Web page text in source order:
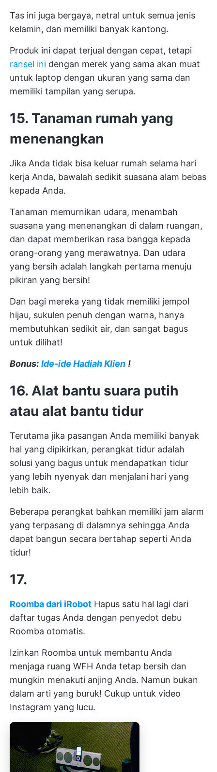
Tas ini juga bergaya, netral untuk semua jenis
kelamin, dan memiliki banyak kantong.
Produk ini dapat terjual dengan cepat, tetapi
ransel ini dengan merek yang sama akan muat
untuk laptop dengan ukuran yang sama dan
memiliki tampilan yang serupa.
15. Tanaman rumah yang
menenangkan
Jika Anda tidak bisa keluar rumah selama hari
kerja Anda, bawalah sedikit suasana alam bebas
kepada Anda.
Tanaman memurnikan udara, menambah
suasana yang menenangkan di dalam ruangan,
dan dapat memberikan rasa bangga kepada
orang-orang yang merawatnya. Dan udara
yang bersih adalah langkah pertama menuju
pikiran yang bersih!
Dan bagi mereka yang tidak memiliki jempol
hijau, sukulen penuh dengan warna, hanya
membutuhkan sedikit air, dan sangat bagus
untuk dilihat!
Bonus: Ide-ide Hadiah Klien !
16. Alat bantu suara putih
atau alat bantu tidur
Terutama jika pasangan Anda memiliki banyak
hal yang dipikirkan, perangkat tidur adalah
solusi yang bagus untuk mendapatkan tidur
yang lebih nyenyak dan menjalani hari yang
lebih baik.
Beberapa perangkat bahkan memiliki jam alarm
yang terpasang di dalamnya sehingga Anda
dapat bangun secara bertahap seperti Anda
tidur!
17.
Roomba dari iRobot Hapus satu hal lagi dari
daftar tugas Anda dengan penyedot debu
Roomba otomatis.
Izinkan Roomba untuk membantu Anda
menjaga ruang WFH Anda tetap bersih dan
mungkin menakuti anjing Anda. Namun bukan
dalam arti yang buruk! Cukup untuk video
Instagram yang lucu.